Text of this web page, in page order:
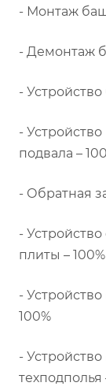
- Монтаж
- Демонтаж
-
-
подвала –
- Обратная
-
плиты – 100%
-
100%
-
техподполья